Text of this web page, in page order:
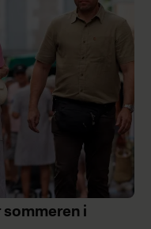
sommeren i